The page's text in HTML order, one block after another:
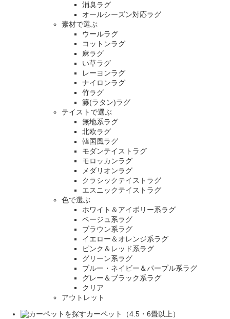
消臭ラグ
オールシーズン対応ラグ
素材で選ぶ
ウールラグ
コットンラグ
麻ラグ
い草ラグ
レーヨンラグ
ナイロンラグ
竹ラグ
籐(ラタン)ラグ
テイストで選ぶ
無地系ラグ
北欧ラグ
韓国風ラグ
モダンテイストラグ
モロッカンラグ
メダリオンラグ
クラシックテイストラグ
エスニックテイストラグ
色で選ぶ
ホワイト＆アイボリー系ラグ
ベージュ系ラグ
ブラウン系ラグ
イエロー＆オレンジ系ラグ
ピンク＆レッド系ラグ
グリーン系ラグ
ブルー・ネイビー＆パープル系ラグ
グレー＆ブラック系ラグ
クリア
アウトレット
カーペット（4.5・6畳以上）